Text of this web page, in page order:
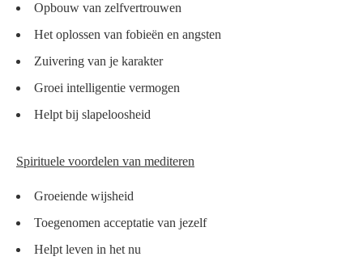
Opbouw van zelfvertrouwen
Het oplossen van fobieën en angsten
Zuivering van je karakter
Groei intelligentie vermogen
Helpt bij slapeloosheid
Spirituele voordelen van mediteren
Groeiende wijsheid
Toegenomen acceptatie van jezelf
Helpt leven in het nu